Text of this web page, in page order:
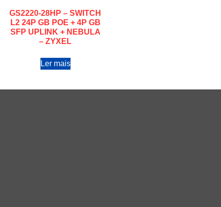
GS2220-28HP – SWITCH
L2 24P GB POE + 4P GB
SFP UPLINK + NEBULA
– ZYXEL
Ler mais